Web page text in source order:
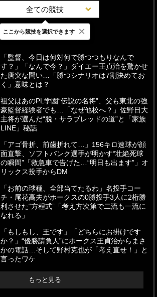
全ての競技
最新 24時間 週間
「監督、今日は何対何で勝つつもりなんで
す？」「なんで今？」ダイエー王貞治を驚かせ
た唐突な問い…「勝つシナリオは7割決めてお
く」意味とは？
祖父はあのPL学園“伝説の名将”、父も東北の強
豪監督経験者でも…「なぜ他校へ？」佐野日大
主将が選んだ“脱・サラブレッドの道”と「家族
LINE」秘話
「アゴ骨折、前歯折れて…」156キロ速球が顔
面直撃、ソフトバンク選手が明かす“壮絶死球
の瞬間”「救急車で告げた…“明日も出ます”」オ
リックス投手からDM
「お前の球種、全部当てたるわ」名投手コー
チ・尾花高夫がホークスの0勝投手3人に2桁勝
利させた“方程式”「考え方次第で二流も一流に
なれる」
「もしもし、王です」「どちらにお掛けです
か？」“優勝請負人”にホークス王貞治からまさ
かの電話…そして野村克也が「考え直せ！」と
言ったワケ
もっと見る
ここから競技を選択できます ×